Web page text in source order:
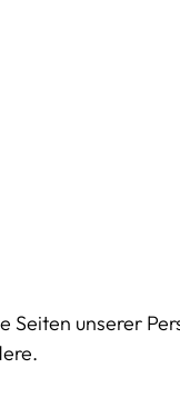
Seiten unserer